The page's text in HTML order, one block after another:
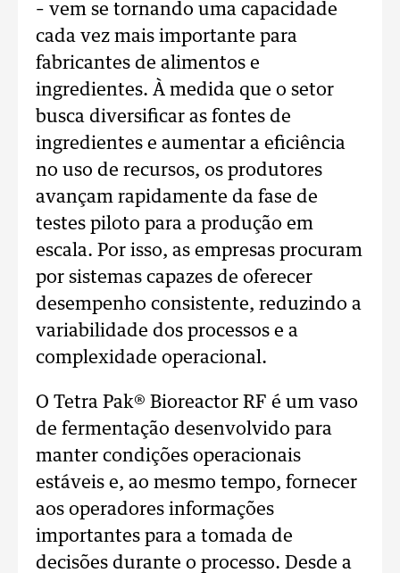
– vem se tornando uma capacidade
cada vez mais importante para
fabricantes de alimentos e
ingredientes. À medida que o setor
busca diversificar as fontes de
ingredientes e aumentar a eficiência
no uso de recursos, os produtores
avançam rapidamente da fase de
testes piloto para a produção em
escala. Por isso, as empresas procuram
por sistemas capazes de oferecer
desempenho consistente, reduzindo a
variabilidade dos processos e a
complexidade operacional.
O Tetra Pak® Bioreactor RF é um vaso
de fermentação desenvolvido para
manter condições operacionais
estáveis e, ao mesmo tempo, fornecer
aos operadores informações
importantes para a tomada de
decisões durante o processo. Desde a